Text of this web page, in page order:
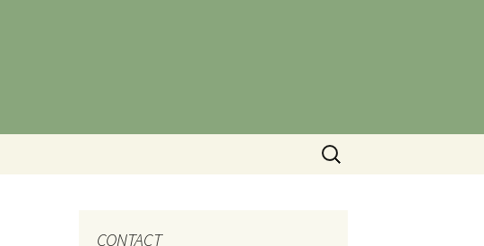
Search
for:
CONTACT